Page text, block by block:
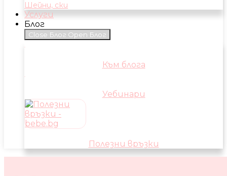
Шейни, ски
Услуги
Блог
Close Блог Open Блог
Към блога
Уебинари
Полезни връзки